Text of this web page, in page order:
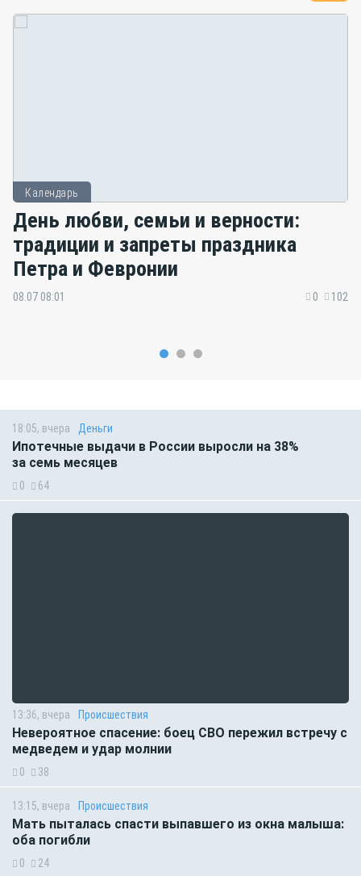
Календарь
День любви, семьи и верности:
традиции и запреты праздника
Петра и Февронии
08.07 08:01 0 102
18:05, вчера Деньги
Ипотечные выдачи в России выросли на 38%
за семь месяцев
0 64
13:36, вчера Происшествия
Невероятное спасение: боец СВО пережил встречу с
медведем и удар молнии
0 38
13:15, вчера Происшествия
Мать пыталась спасти выпавшего из окна малыша:
оба погибли
0 24